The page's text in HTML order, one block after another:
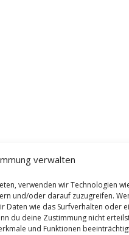
verwalten
verwenden wir Technologien
und/oder darauf zuzugreifen.
Daten wie das Surfverhalten oder
du deine Zustimmung nicht
und Funktionen